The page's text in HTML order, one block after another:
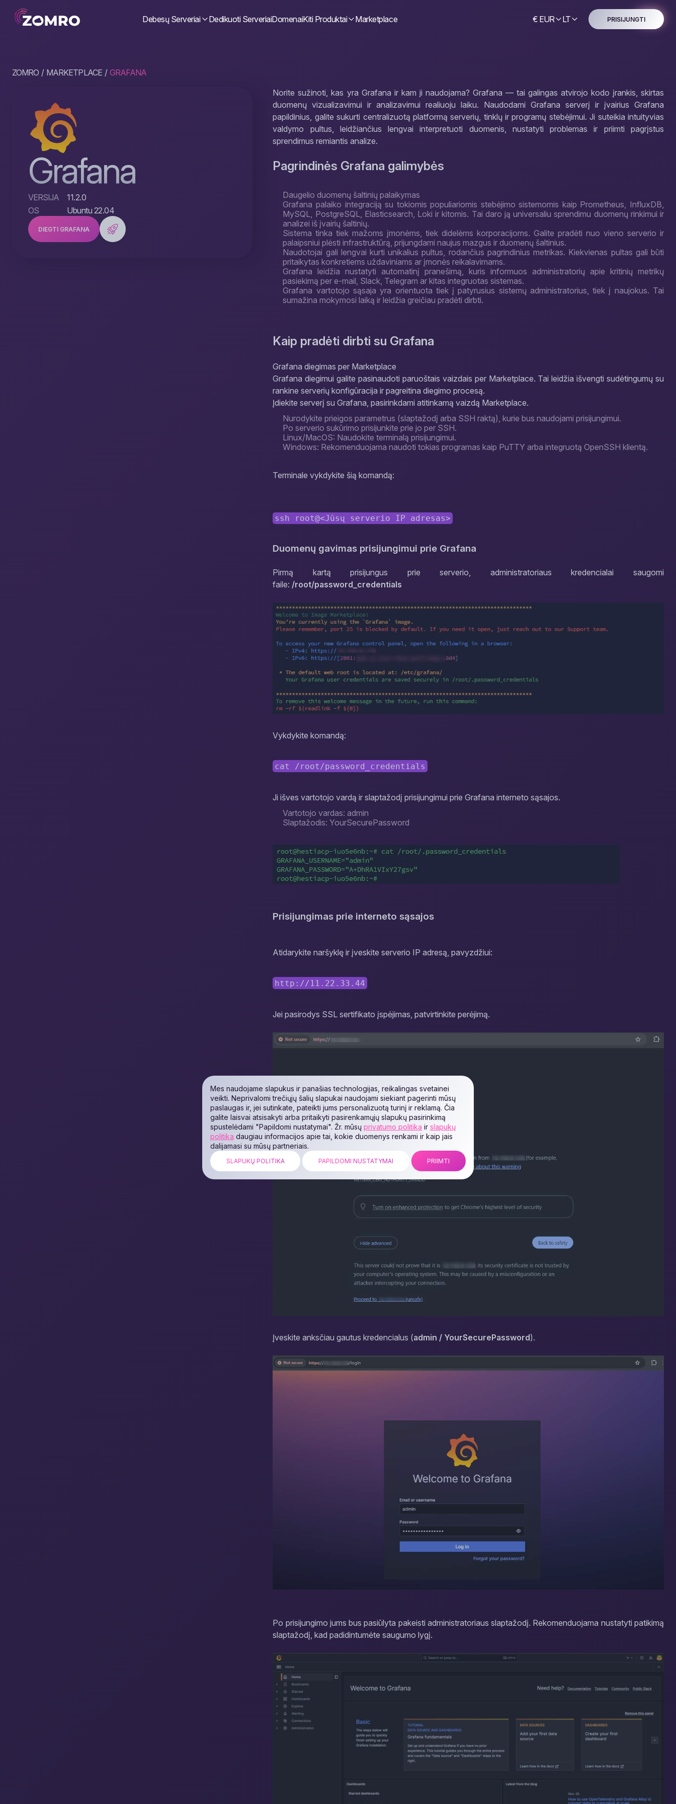
€ EUR LT PRISIJUNGTI
Debesų Serveriai Dedikuoti ServeriaiDomenaiKiti Produktai Marketplace
ZOMRO MARKETPLACE GRAFANA
Grafana
VERSIJA
11.2.0
OS
Ubuntu 22.04
DIEGTI GRAFANA
Norite sužinoti, kas yra Grafana ir kam ji naudojama? Grafana — tai galingas atvirojo kodo įrankis, skirtas
duomenų vizualizavimui ir analizavimui realiuoju laiku. Naudodami Grafana serverį ir įvairius Grafana
papildinius, galite sukurti centralizuotą platformą serverių, tinklų ir programų stebėjimui. Ji suteikia intuityvias
valdymo pultus, leidžiančius lengvai interpretuoti duomenis, nustatyti problemas ir priimti pagrįstus
sprendimus remiantis analize.
Pagrindinės Grafana galimybės
Daugelio duomenų šaltinių palaikymas
Grafana palaiko integraciją su tokiomis populiariomis stebėjimo sistemomis kaip Prometheus, InfluxDB,
MySQL, PostgreSQL, Elasticsearch, Loki ir kitomis. Tai daro ją universaliu sprendimu duomenų rinkimui ir
analizei iš įvairių šaltinių.
Sistema tinka tiek mažoms įmonėms, tiek didelėms korporacijoms. Galite pradėti nuo vieno serverio ir
palaipsniui plėsti infrastruktūrą, prijungdami naujus mazgus ir duomenų šaltinius.
Naudotojai gali lengvai kurti unikalius pultus, rodančius pagrindinius metrikas. Kiekvienas pultas gali būti
pritaikytas konkretiems uždaviniams ar įmonės reikalavimams.
Grafana leidžia nustatyti automatinį pranešimą, kuris informuos administratorių apie kritinių metrikų
pasiekimą per e-mail, Slack, Telegram ar kitas integruotas sistemas.
Grafana vartotojo sąsaja yra orientuota tiek į patyrusius sistemų administratorius, tiek į naujokus. Tai
sumažina mokymosi laiką ir leidžia greičiau pradėti dirbti.
Kaip pradėti dirbti su Grafana
Grafana diegimas per Marketplace
Grafana diegimui galite pasinaudoti paruoštais vaizdais per Marketplace. Tai leidžia išvengti sudėtingumų su
rankine serverių konfigūracija ir pagreitina diegimo procesą.
Įdiekite serverį su Grafana, pasirinkdami atitinkamą vaizdą Marketplace.
Nurodykite prieigos parametrus (slaptažodį arba SSH raktą), kurie bus naudojami prisijungimui.
Po serverio sukūrimo prisijunkite prie jo per SSH.
Linux/MacOS: Naudokite terminalą prisijungimui.
Windows: Rekomenduojama naudoti tokias programas kaip PuTTY arba integruotą OpenSSH klientą.
Terminale vykdykite šią komandą:
ssh root@<Jūsų serverio IP adresas>
Duomenų gavimas prisijungimui prie Grafana
Pirmą kartą prisijungus prie serverio, administratoriaus kredencialai saugomi
faile: /root/password_credentials
Vykdykite komandą:
cat /root/password_credentials
Ji išves vartotojo vardą ir slaptažodį prisijungimui prie Grafana interneto sąsajos.
Vartotojo vardas: admin
Slaptažodis: YourSecurePassword
Prisijungimas prie interneto sąsajos
Atidarykite naršyklę ir įveskite serverio IP adresą, pavyzdžiui:
http://11.22.33.44
Jei pasirodys SSL sertifikato įspėjimas, patvirtinkite perėjimą.
Įveskite anksčiau gautus kredencialus (admin / YourSecurePassword).
Po prisijungimo jums bus pasiūlyta pakeisti administratoriaus slaptažodį. Rekomenduojama nustatyti patikimą
slaptažodį, kad padidintumėte saugumo lygį.
Mes naudojame slapukus ir panašias technologijas, reikalingas svetainei
veikti. Neprivalomi trečiųjų šalių slapukai naudojami siekiant pagerinti mūsų
paslaugas ir, jei sutinkate, pateikti jums personalizuotą turinį ir reklamą. Čia
galite laisvai atsisakyti arba pritaikyti pasirenkamųjų slapukų pasirinkimą
spustelėdami "Papildomi nustatymai". Žr. mūsų privatumo politika ir slapukų
politika daugiau informacijos apie tai, kokie duomenys renkami ir kaip jais
dalijamasi su mūsų partneriais.
SLAPUKŲ POLITIKA PAPILDOMI NUSTATYMAI PRIIMTI